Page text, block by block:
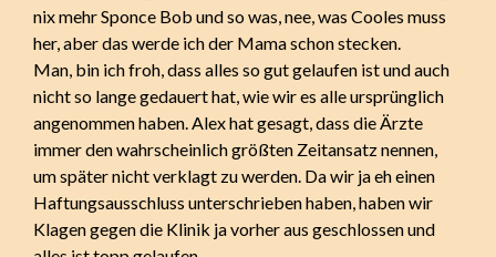
nix mehr Sponce Bob und so was, nee, was Cooles muss
her, aber das werde ich der Mama schon stecken.
Man, bin ich froh, dass alles so gut gelaufen ist und auch
nicht so lange gedauert hat, wie wir es alle ursprünglich
angenommen haben. Alex hat gesagt, dass die Ärzte
immer den wahrscheinlich größten Zeitansatz nennen,
um später nicht verklagt zu werden. Da wir ja eh einen
Haftungsausschluss unterschrieben haben, haben wir
Klagen gegen die Klinik ja vorher aus geschlossen und